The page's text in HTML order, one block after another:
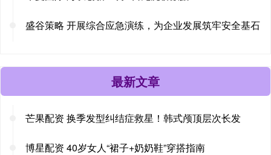
盛谷策略 开展综合应急演练，为企业发展筑牢安全基石
最新文章
芒果配资 换季发型纠结症救星！韩式颅顶层次长发
博星配资 40岁女人“裙子+奶奶鞋”穿搭指南